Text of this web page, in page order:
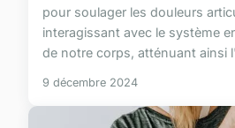
pour soulager les douleurs
interagissant avec le système
de notre corps, atténuant ainsi
9 décembre 2024